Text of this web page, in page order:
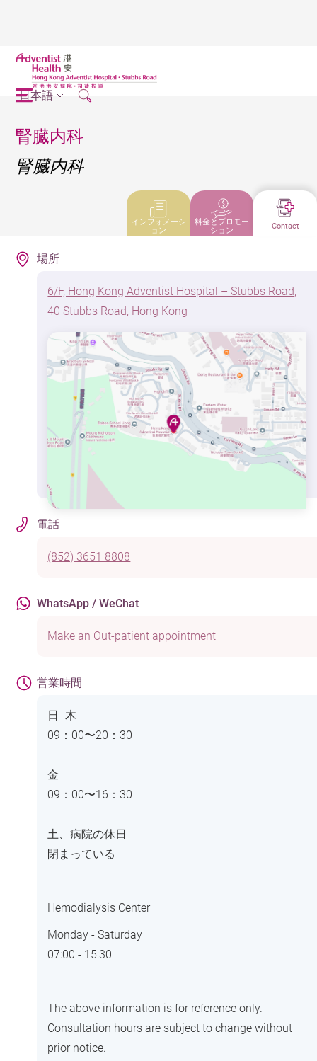
日本語
腎臓内科
腎臓内科
インフォメーシ
ョン
料金とプロモー
ション
Contact
場所
6/F, Hong Kong Adventist Hospital – Stubbs Road,
40 Stubbs Road, Hong Kong
電話
(852) 3651 8808
WhatsApp / WeChat
Make an Out-patient appointment
営業時間
日 -木
09：00〜20：30
金
09：00〜16：30
土、病院の休日
閉まっている
Hemodialysis Center
Monday - Saturday
07:00 - 15:30
The above information is for reference only.
Consultation hours are subject to change without
prior notice.